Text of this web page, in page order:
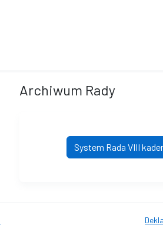
Archiwum Rady
System Rada VIII